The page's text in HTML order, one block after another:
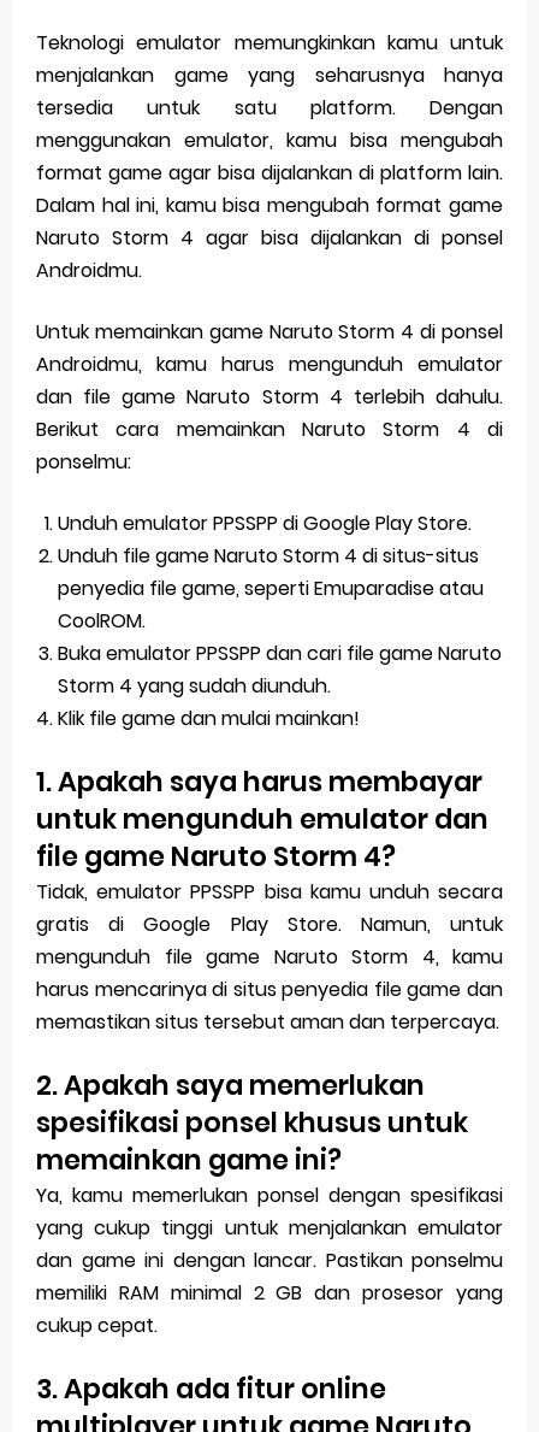
Teknologi emulator memungkinkan kamu untuk
menjalankan game yang seharusnya hanya
tersedia untuk satu platform. Dengan
menggunakan emulator, kamu bisa mengubah
format game agar bisa dijalankan di platform lain.
Dalam hal ini, kamu bisa mengubah format game
Naruto Storm 4 agar bisa dijalankan di ponsel
Androidmu.
Untuk memainkan game Naruto Storm 4 di ponsel
Androidmu, kamu harus mengunduh emulator
dan file game Naruto Storm 4 terlebih dahulu.
Berikut cara memainkan Naruto Storm 4 di
ponselmu:
Unduh emulator PPSSPP di Google Play Store.
Unduh file game Naruto Storm 4 di situs-situs
penyedia file game, seperti Emuparadise atau
CoolROM.
Buka emulator PPSSPP dan cari file game Naruto
Storm 4 yang sudah diunduh.
Klik file game dan mulai mainkan!
1. Apakah saya harus membayar
untuk mengunduh emulator dan
file game Naruto Storm 4?
Tidak, emulator PPSSPP bisa kamu unduh secara
gratis di Google Play Store. Namun, untuk
mengunduh file game Naruto Storm 4, kamu
harus mencarinya di situs penyedia file game dan
memastikan situs tersebut aman dan terpercaya.
2. Apakah saya memerlukan
spesifikasi ponsel khusus untuk
memainkan game ini?
Ya, kamu memerlukan ponsel dengan spesifikasi
yang cukup tinggi untuk menjalankan emulator
dan game ini dengan lancar. Pastikan ponselmu
memiliki RAM minimal 2 GB dan prosesor yang
cukup cepat.
3. Apakah ada fitur online